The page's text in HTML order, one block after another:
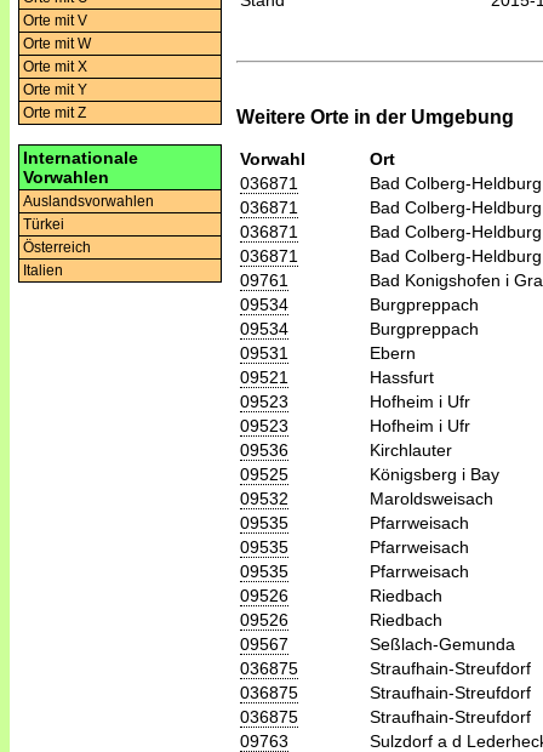
Orte mit V
Orte mit W
Orte mit X
Orte mit Y
Orte mit Z
Internationale
Vorwahlen
Auslandsvorwahlen
Türkei
Österreich
Italien
Weitere Orte in der Umgebung
Vorwahl
Ort
036871
Bad Colberg-Heldburg
036871
Bad Colberg-Heldburg
036871
Bad Colberg-Heldburg
036871
Bad Colberg-Heldburg
09761
Bad Konigshofen i
09534
Burgpreppach
09534
Burgpreppach
09531
Ebern
09521
Hassfurt
09523
Hofheim i Ufr
09523
Hofheim i Ufr
09536
Kirchlauter
09525
Königsberg i Bay
09532
Maroldsweisach
09535
Pfarrweisach
09535
Pfarrweisach
09535
Pfarrweisach
09526
Riedbach
09526
Riedbach
09567
Seßlach-Gemunda
036875
Straufhain-Streufdorf
036875
Straufhain-Streufdorf
036875
Straufhain-Streufdorf
09763
Sulzdorf a d